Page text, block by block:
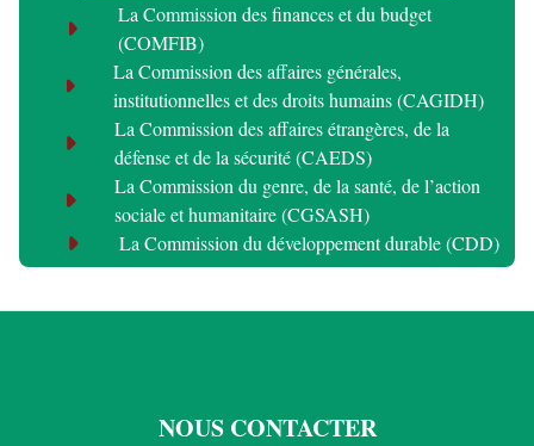
La Commission des finances et du budget
(COMFIB)
La Commission des affaires générales,
institutionnelles et des droits humains (CAGIDH)
La Commission des affaires étrangères, de la
défense et de la sécurité (CAEDS)
La Commission du genre, de la santé, de l’action
sociale et humanitaire (CGSASH)
La Commission du développement durable (CDD)
NOUS CONTACTER